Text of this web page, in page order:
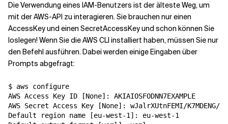
Verwandte Themen
Die Verwendung eines IAM-Benutzers ist der älteste Weg, um
mit der AWS-API zu interagieren. Sie brauchen nur einen
AccessKey und einen SecretAccessKey und schon können Sie
loslegen! Wenn Sie die AWS CLI installiert haben, müssen Sie nur
den Befehlausführen. Dabei werden einige Eingaben über
Prompts abgefragt:
$ aws configure
AWS Access Key ID [None]: AKIAIOSFODNN7EXAMPLE
AWS Secret Access Key [None]: wJalrXUtnFEMI/K7MDENG/
Default region name [eu-west-1]: eu-west-1